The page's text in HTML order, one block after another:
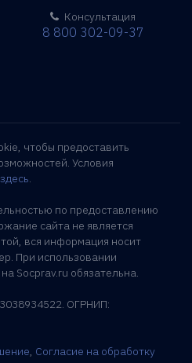
Консультация
8 800 302-09-37
чтобы предоставить
Условия
по предоставлению
сайта не является
вся информация носит
При использовании
Socprav.ru обязательна.
ОГРНИП:
Согласие на обработку